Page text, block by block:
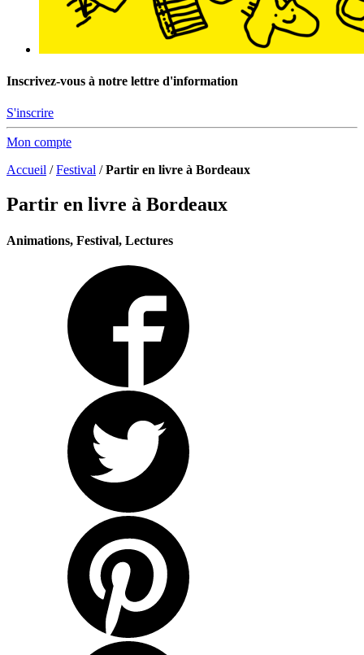
Inscrivez-vous à notre lettre d'information
S'inscrire
Mon compte
Accueil /Festival /Partir en livre à Bordeaux
Partir en livre à Bordeaux
Animations, Festival, Lectures